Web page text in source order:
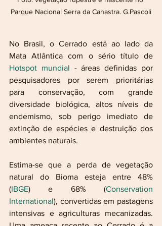
Parque Nacional Serra da Canastra. G.Pascoli
No Brasil, o Cerrado está ao lado da
Hotspot mundial - áreas definidas por
pesquisadores por serem prioritárias
para conservação, com grande
diversidade biológica, altos níveis de
endemismo, sob perigo imediato de
extinção de espécies e destruição dos
ambientes naturais.
Estima-se que a perda de vegetação
natural do Bioma esteja entre 48%
(IBGE) e 68% (Conservation
International), convertidas em pastagens
intensivas e agriculturas mecanizadas.